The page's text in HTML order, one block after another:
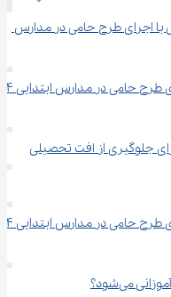
اجرای طرح حامی در مدارس